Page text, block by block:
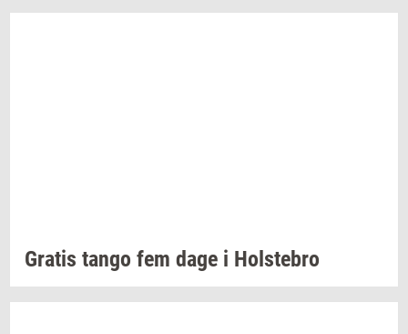
Gra­tis tango fem dage i Holste­bro